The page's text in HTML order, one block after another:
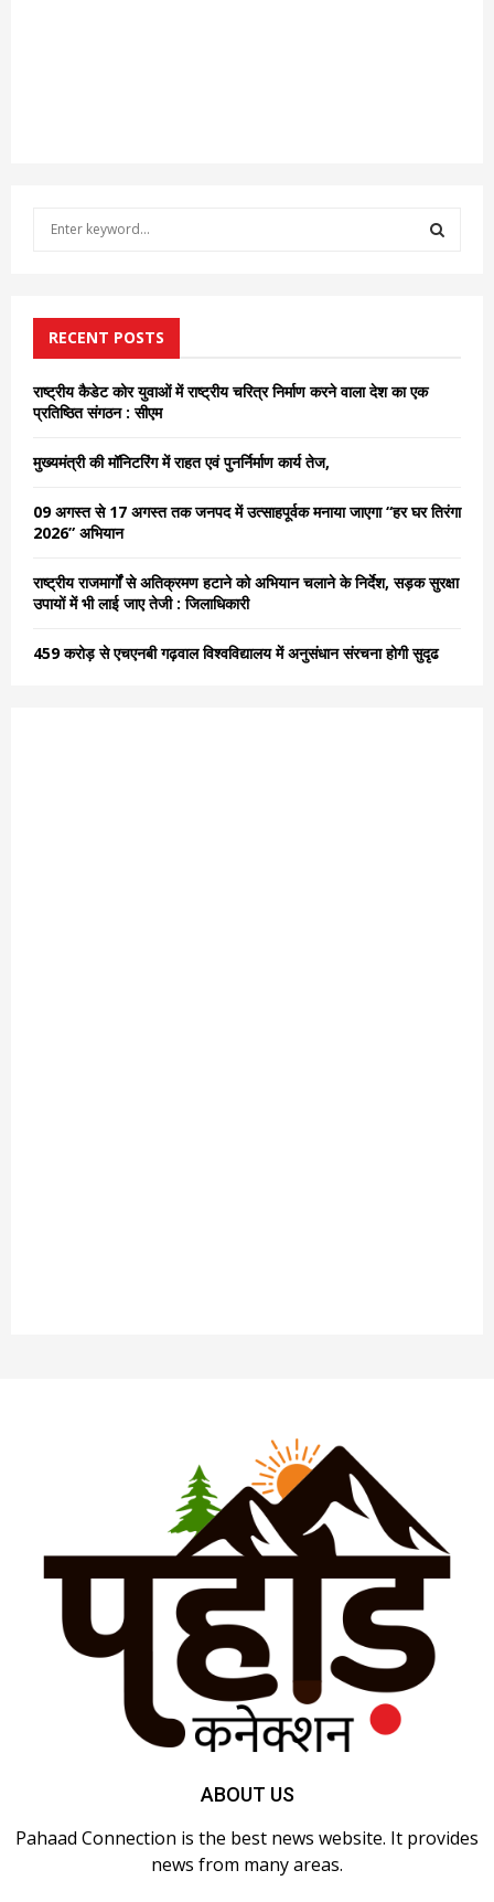
f
r
RECENT POSTS
राष्ट्रीय कैडेट कोर युवाओं में राष्ट्रीय चरित्र निर्माण करने वाला देश का एक
प्रतिष्ठित संगठन : सीएम
मुख्यमंत्री की मॉनिटरिंग में राहत एवं पुनर्निर्माण कार्य तेज,
09 अगस्त से 17 अगस्त तक जनपद में उत्साहपूर्वक मनाया जाएगा “हर घर तिरंगा
2026” अभियान
राष्ट्रीय राजमार्गों से अतिक्रमण हटाने को अभियान चलाने के निर्देश, सड़क सुरक्षा
उपायों में भी लाई जाए तेजी : जिलाधिकारी
459 करोड़ से एचएनबी गढ़वाल विश्वविद्यालय में अनुसंधान संरचना होगी सुदृढ
ABOUT US
Pahaad Connection is the best news website. It provides
news from many areas.